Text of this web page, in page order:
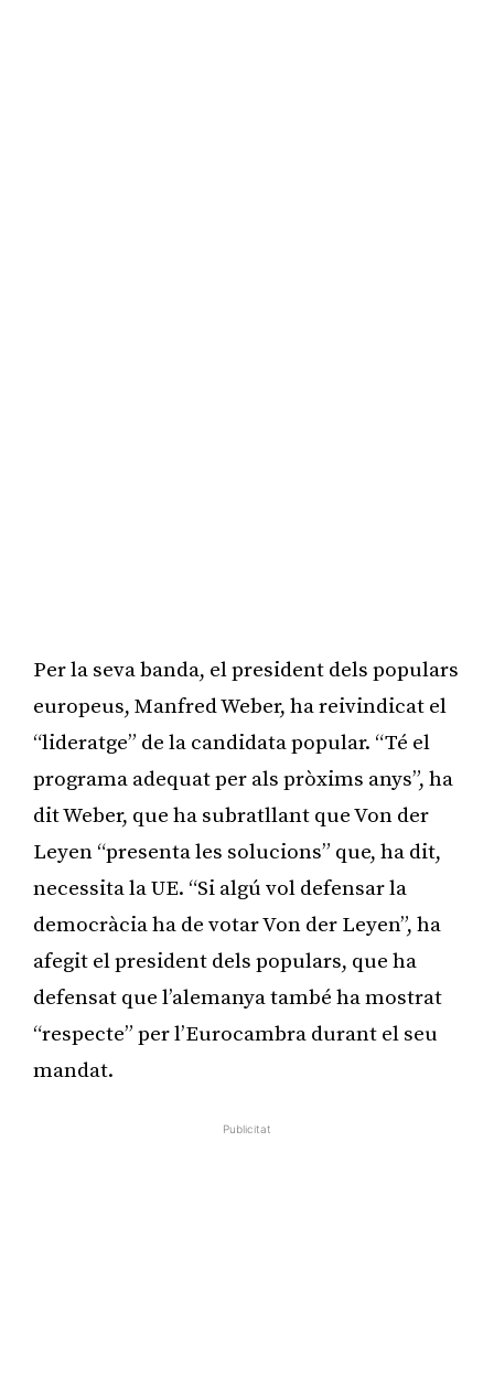
Per la seva banda, el president dels populars
europeus, Manfred Weber, ha reivindicat el
“lideratge” de la candidata popular. “Té el
programa adequat per als pròxims anys”, ha
dit Weber, que ha subratllant que Von der
Leyen “presenta les solucions” que, ha dit,
necessita la UE. “Si algú vol defensar la
democràcia ha de votar Von der Leyen”, ha
afegit el president dels populars, que ha
defensat que l’alemanya també ha mostrat
“respecte” per l’Eurocambra durant el seu
mandat.
Publicitat